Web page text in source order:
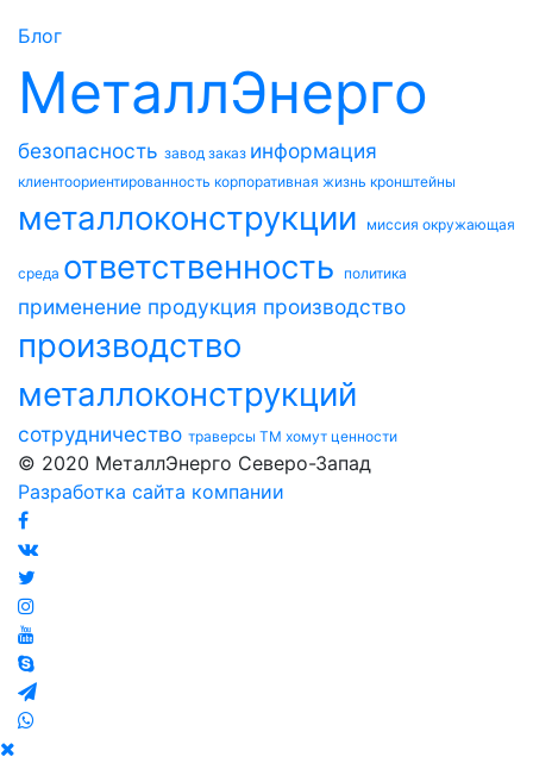
Блог
МеталлЭнерго
безопасность завод заказ информация
клиентоориентированность корпоративная жизнь кронштейны
металлоконструкции миссия окружающая
среда ответственность политика
применение продукция производство
производство
металлоконструкций
сотрудничество траверсы ТМ хомут ценности
© 2020 МеталлЭнерго Северо-Запад
Разработка сайта компании